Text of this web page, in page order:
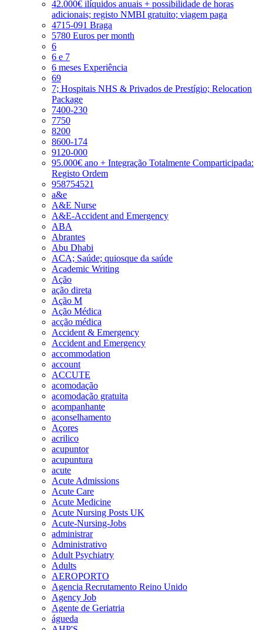
42.000€ ilíquidos anuais + possibilidade de horas
adicionais; registo NMBI gratuito; viagem paga
4715-091 Braga
5780 Euros per month
6
6 e 7
6 meses Experiência
69
7; Hospitais NHS & Privados de Prestígio; Relocation
Package
7400-230
7750
8200
8600-174
9120-000
95.000€ ano + Integração Totalmente Comparticipada:
Registo Ordem
958754521
a&e
A&E Nurse
A&E-Accident and Emergency
ABA
Abrantes
Abu Dhabi
ACA; Saúde; quiosque da saúde
Academic Writing
Ação
ação direta
Ação M
Ação Médica
acção médica
Accident & Emergency
Accident and Emergency
accommodation
account
ACCUTE
acomodação
acomodação gratuita
acompanhante
aconselhamento
Açores
acrilico
acupuntor
acupuntura
acute
Acute Admissions
Acute Care
Acute Medicine
Acute Nursing Posts UK
Acute-Nursing-Jobs
administrar
Administrativo
Adult Psychiatry
Adults
AEROPORTO
Agencia Recrutamento Reino Unido
Agency Job
Agente de Geriatria
águeda